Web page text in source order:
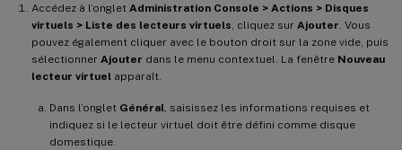
Accédez à l’onglet Administration Console > Actions > Disques
virtuels > Liste des lecteurs virtuels , cliquez sur Ajouter . Vous
pouvez également cliquer avec le bouton droit sur la zone vide, puis
sélectionner Ajouter dans le menu contextuel. La fenêtre Nouveau
lecteur virtuel apparaît.
Dans l’onglet Général , saisissez les informations requises et
indiquez si le lecteur virtuel doit être défini comme disque
domestique.